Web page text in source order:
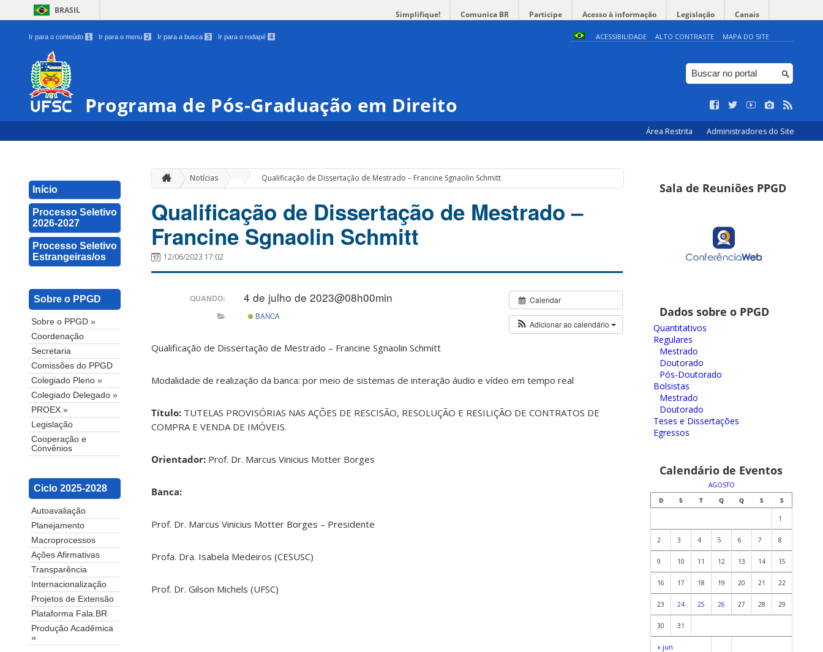
BRASIL Simplifique! Comunica BR Participe Acesso à informação Legislação Canais
Ir para o conteúdo 1 Ir para o menu 2 Ir para a busca 3 Ir para o rodapé 4 ACESSIBILIDADE ALTO CONTRASTE MAPA DO SITE
Programa de Pós-Graduação em Direito
Área Restrita Administradores do Site
Início
Processo Seletivo
2026-2027
Processo Seletivo
Estrangeiras/os
Sobre o PPGD
Sobre o PPGD »
Coordenação
Secretaria
Comissões do PPGD
Colegiado Pleno »
Colegiado Delegado »
PROEX »
Legislação
Cooperação e
Convênios
Ciclo 2025-2028
Autoavaliação
Planejamento
Macroprocessos
Ações Afirmativas
Transparência
Internacionalização
Projetos de Extensão
Plataforma Fala.BR
Produção Acadêmica
»
Notícias Qualificação de Dissertação de Mestrado – Francine Sgnaolin Schmitt
Qualificação de Dissertação de Mestrado –
Francine Sgnaolin Schmitt
12/06/2023 17:02
Calendar
Adicionar ao calendário
QUANDO: 4 de julho de 2023@08h00min
BANCA
Qualificação de Dissertação de Mestrado – Francine Sgnaolin Schmitt
Modalidade de realização da banca: por meio de sistemas de interação áudio e vídeo em tempo real
Título: TUTELAS PROVISÓRIAS NAS AÇÕES DE RESCISÃO, RESOLUÇÃO E RESILIÇÃO DE CONTRATOS DE
COMPRA E VENDA DE IMÓVEIS.
Orientador: Prof. Dr. Marcus Vinicius Motter Borges
Banca:
Prof. Dr. Marcus Vinicius Motter Borges – Presidente
Profa. Dra. Isabela Medeiros (CESUSC)
Prof. Dr. Gilson Michels (UFSC)
Sala de Reuniões PPGD
Dados sobre o PPGD
Quantitativos
Regulares
Mestrado
Doutorado
Pós-Doutorado
Bolsistas
Mestrado
Doutorado
Teses e Dissertações
Egressos
Calendário de Eventos
AGOSTO
D
S T Q Q S S
« jun
1
2 3 4 5 6 7 8
9 10 11 12 13 14 15
16 17 18 19 20 21 22
23 24 25 26 27 28 29
30 31